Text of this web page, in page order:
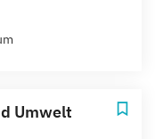
Umwelt